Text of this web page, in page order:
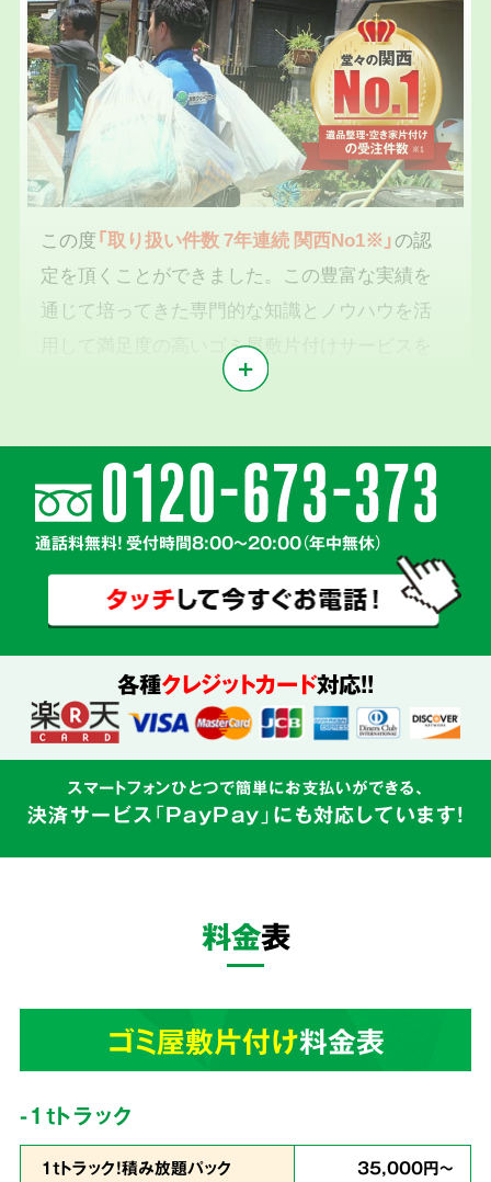
この度「取り扱い件数 7年連続 関西No1※」の認
定を頂くことができました。この豊富な実績を
通じて培ってきた専門的な知識とノウハウを活
用して満足度の高いゴミ屋敷片付けサービスを
2
気持ちに寄り添う
親切丁寧な対応
真心を
込めて対応
を心がけています。
業界最安値を目指しています!
通話料無料! 受付時間8:00～20:00（年中無休）
各種クレジットカード対応!!
スマートフォンひとつで簡単にお支払いができる、
決済サービス「PayPay」にも対応しています!
料金表
ゴミ屋敷片付け料金表
-1tトラック
1ｔトラック！積み放題パック 35,000円～